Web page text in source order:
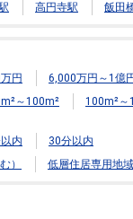
高円寺駅 飯田
円 6,000万円～1億
～100m² 100m²～
内
30分以内
） 低層住居専用地域